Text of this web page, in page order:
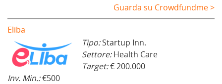
Guarda su Crowdfundme >
Eliba
Tipo:Startup Inn.
Settore:Health Care
Target:€ 200.000
Inv. Min.:€500